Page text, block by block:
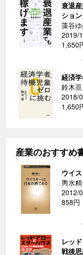
衰退
ショ
藻谷
2019/
1,650
経済
鈴木
2018/
1,650
産業のおすすめ
ウイ
輿水
2012/
858円
レッ
戦後